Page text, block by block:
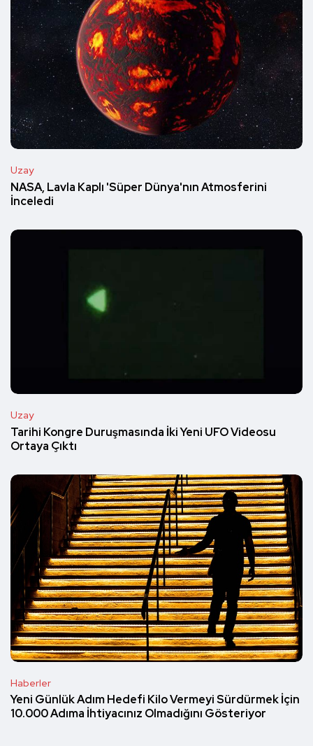
Uzay
NASA, Lavla Kaplı 'Süper Dünya'nın Atmosferini
İnceledi
Uzay
Tarihi Kongre Duruşmasında İki Yeni UFO Videosu
Ortaya Çıktı
Haberler
Yeni Günlük Adım Hedefi Kilo Vermeyi Sürdürmek İçin
10.000 Adıma İhtiyacınız Olmadığını Gösteriyor